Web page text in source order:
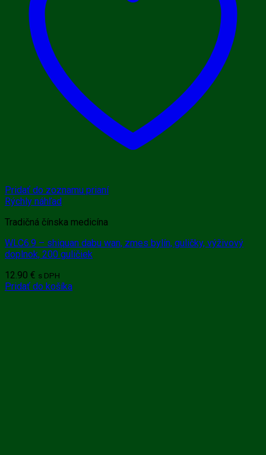
Pridať do zoznamu prianí
Rýchly náhľad
Tradičná čínska medicína
WLC6.9 – shiquan dabu wan, zmes bylín, guličky, výživový
doplnok, 200 guličiek
12.90 € s DPH
Pridať do košíka